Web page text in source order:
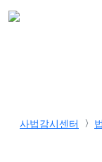
사법감시센터